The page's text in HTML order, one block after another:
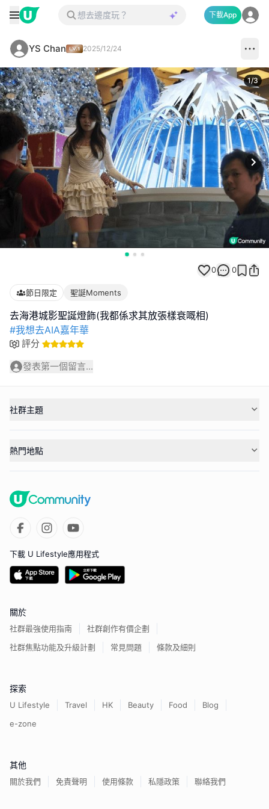
下載App
YS Chan 2025/12/24
1/3
0 0
節日限定 聖誕Moments
#我想去AIA嘉年華
評分
發表第一個留言...
社群主題
熱門地點
下載 U Lifestyle應用程式
關於
社群最強使用指南
社群創作有價企劃
社群焦點功能及升級計劃
常見問題 條款及細則
探索
U Lifestyle Travel HK Beauty Food
Blog
e-zone
其他
關於我們 免責聲明 使用條款 私隱政策 聯絡我們